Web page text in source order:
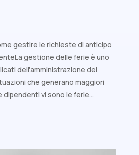
gestire le richieste di anticipo
gestione delle ferie è uno
dell'amministrazione del
che generano maggiori
dipendenti vi sono le ferie...